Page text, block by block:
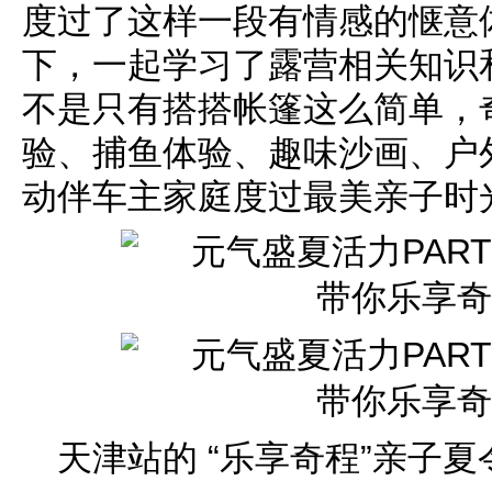
度过了这样一段有情感的惬
下，一起学习了露营相关知
不是只有搭搭帐篷这么简单
验、捕鱼体验、趣味沙画、
动伴车主家庭度过最美亲子时
天津站的 “乐享奇程”亲子